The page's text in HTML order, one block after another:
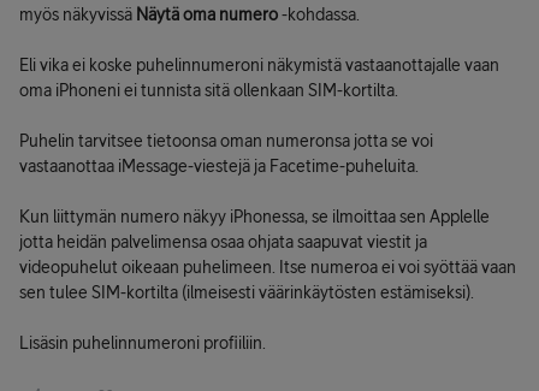
myös näkyvissä Näytä oma numero-kohdassa.
Eli vika ei koske puhelinnumeroni näkymistä vastaanottajalle vaan
oma iPhoneni ei tunnista sitä ollenkaan SIM-kortilta.
Puhelin tarvitsee tietoonsa oman numeronsa jotta se voi
vastaanottaa iMessage-viestejä ja Facetime-puheluita.
Kun liittymän numero näkyy iPhonessa, se ilmoittaa sen Applelle
jotta heidän palvelimensa osaa ohjata saapuvat viestit ja
videopuhelut oikeaan puhelimeen. Itse numeroa ei voi syöttää vaan
sen tulee SIM-kortilta (ilmeisesti väärinkäytösten estämiseksi).
Lisäsin puhelinnumeroni profiiliin.